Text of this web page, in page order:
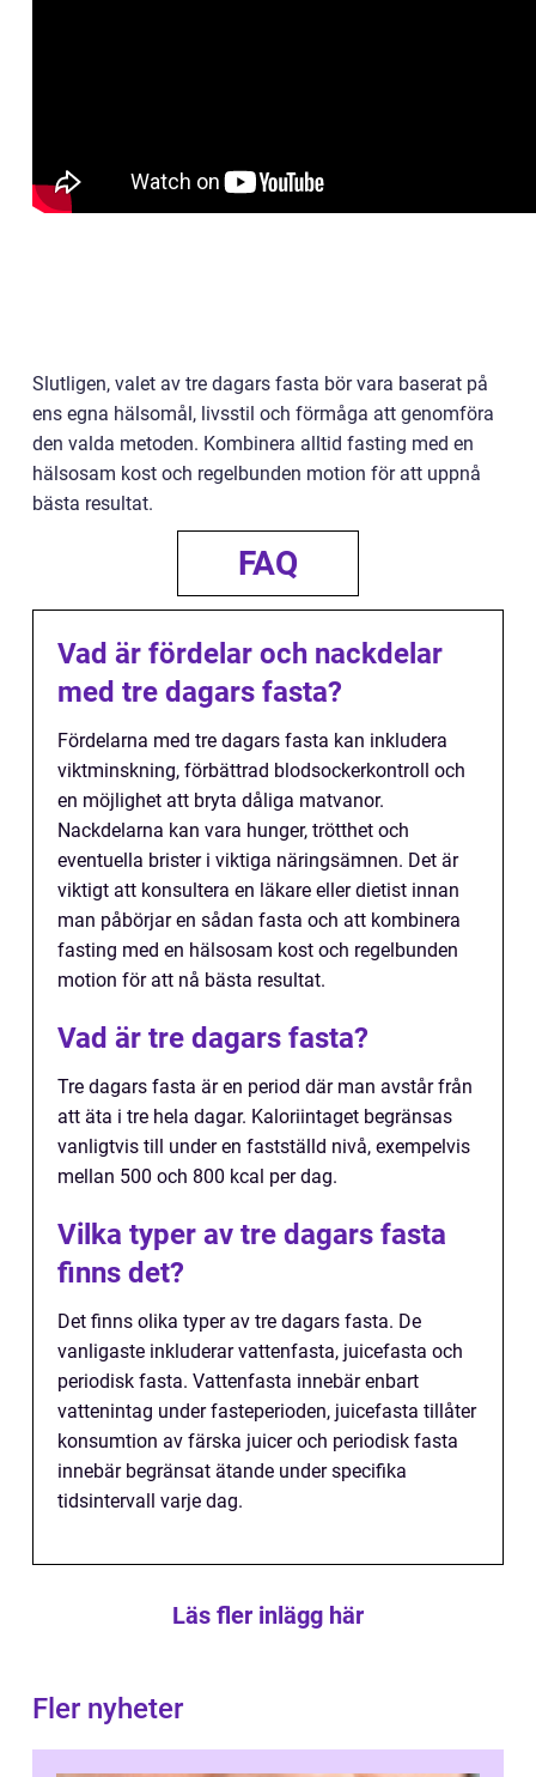
Slutligen, valet av tre dagars fasta bör vara baserat på
ens egna hälsomål, livsstil och förmåga att genomföra
den valda metoden. Kombinera alltid fasting med en
hälsosam kost och regelbunden motion för att uppnå
bästa resultat.
FAQ
Vad är fördelar och nackdelar
med tre dagars fasta?
Fördelarna med tre dagars fasta kan inkludera
viktminskning, förbättrad blodsockerkontroll och
en möjlighet att bryta dåliga matvanor.
Nackdelarna kan vara hunger, trötthet och
eventuella brister i viktiga näringsämnen. Det är
viktigt att konsultera en läkare eller dietist innan
man påbörjar en sådan fasta och att kombinera
fasting med en hälsosam kost och regelbunden
motion för att nå bästa resultat.
Vad är tre dagars fasta?
Tre dagars fasta är en period där man avstår från
att äta i tre hela dagar. Kaloriintaget begränsas
vanligtvis till under en fastställd nivå, exempelvis
mellan 500 och 800 kcal per dag.
Vilka typer av tre dagars fasta
finns det?
Det finns olika typer av tre dagars fasta. De
vanligaste inkluderar vattenfasta, juicefasta och
periodisk fasta. Vattenfasta innebär enbart
vattenintag under fasteperioden, juicefasta tillåter
konsumtion av färska juicer och periodisk fasta
innebär begränsat ätande under specifika
tidsintervall varje dag.
Läs fler inlägg här
Fler nyheter